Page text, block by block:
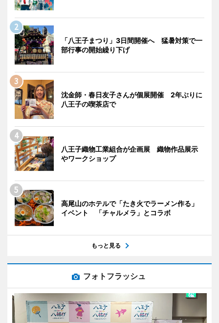
「八王子まつり」3日間開催へ 猛暑対策で一
部行事の開始繰り下げ
沈金師・春日友子さんが個展開催 2年ぶりに
八王子の喫茶店で
八王子織物工業組合が企画展 織物作品展示
やワークショップ
高尾山のホテルで「たき火でラーメン作る」
イベント 「チャルメラ」とコラボ
もっと見る
フォトフラッシュ